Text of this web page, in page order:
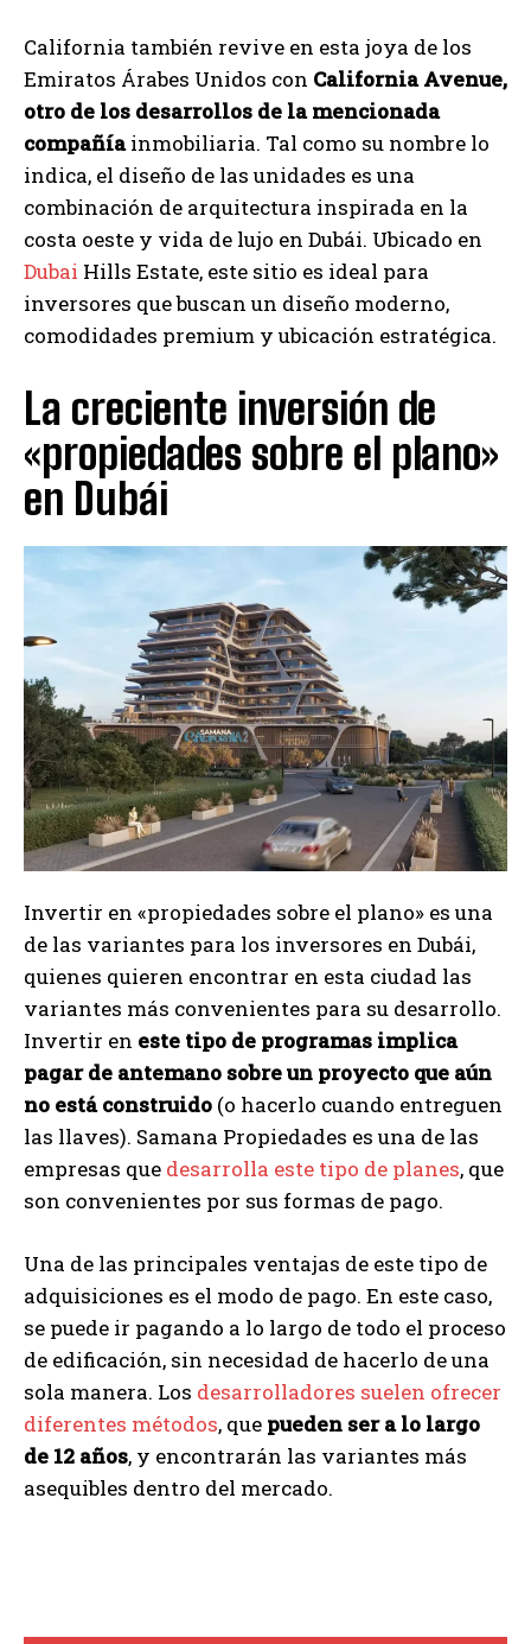
California también revive en esta joya de los
Emiratos Árabes Unidos con California Avenue,
otro de los desarrollos de la mencionada
compañíainmobiliaria. Tal como su nombre lo
indica, el diseño de las unidades es una
combinación de arquitectura inspirada en la
costa oeste y vida de lujo en Dubái. Ubicado en
Dubai Hills Estate, este sitio es ideal para
inversores que buscan un diseño moderno,
comodidades premium y ubicación estratégica.
La creciente inversión de
«propiedades sobre el plano»
en Dubái
Invertir en «propiedades sobre el plano» es una
de las variantes para los inversores en Dubái,
quienes quieren encontrar en esta ciudad las
variantes más convenientes para su desarrollo.
Invertir en este tipo de programas implica
pagar de antemano sobre un proyecto que aún
no está construido (o hacerlo cuando entreguen
las llaves). Samana Propiedades es una de las
empresas que desarrolla este tipo de planes, que
son convenientes por sus formas de pago.
Una de las principales ventajas de este tipo de
adquisiciones es el modo de pago. En este caso,
se puede ir pagando a lo largo de todo el proceso
de edificación, sin necesidad de hacerlo de una
sola manera. Los desarrolladores suelen ofrecer
diferentes métodos, que pueden ser a lo largo
de 12 años, y encontrarán las variantes más
asequibles dentro del mercado.